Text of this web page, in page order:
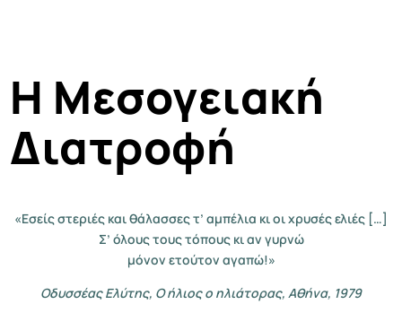
Η Μεσογειακή
Διατροφή
«Εσείς στεριές και θάλασσες τ’ αμπέλια κι οι χρυσές ελιές […]
Σ’ όλους τους τόπους κι αν γυρνώ
μόνον ετούτον αγαπώ!»
Οδυσσέας Ελύτης, Ο ήλιος ο ηλιάτορας, Αθήνα, 1979